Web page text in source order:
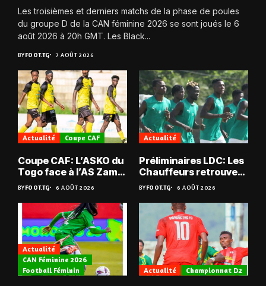
Les troisièmes et derniers matchs de la phase de poules
du groupe D de la CAN féminine 2026 se sont joués le 6
août 2026 à 20h GMT. Les Black...
BYFOOT.TG 7 AOÛT 2026
Actualité Coupe CAF
Coupe CAF: L’ASKO du
Togo face à l’AS Zam
du Niger
BYFOOT.TG 6 AOÛT 2026
Actualité
Préliminaires LDC: Les
Chauffeurs retrouvent
les Mimos
BYFOOT.TG 6 AOÛT 2026
Actualité
CAN Féminine 2026
Football Féminin
Actualité Championnat D2